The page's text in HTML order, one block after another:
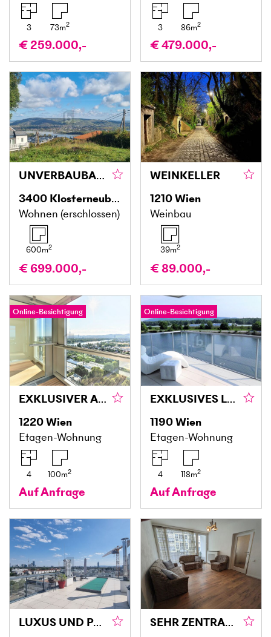
3 73m2
€ 259.000,-
3 86m2
€ 479.000,-
UNVERBAUBARER BLICK AUF DIE DONAU UND DAS STIFT!
3400 Klosterneuburg
Wohnen (erschlossen)
600m2
€ 699.000,-
WEINKELLER
1210Wien
Weinbau
39m2
€ 89.000,-
Online-Besichtigung
EXKLUSIVER ANLEGERHIT!
1220Wien
Etagen-Wohnung
4 100m2
Auf Anfrage
Online-Besichtigung
EXKLUSIVES LEBEN IM NATURERHOLUNGSGEBIET
1190Wien
Etagen-Wohnung
4 118m2
Auf Anfrage
LUXUS UND PANORAMABLICK MIT RIESIGER TERRASSE!
SEHR ZENTRAL GELEGENER WOHNTRAUM